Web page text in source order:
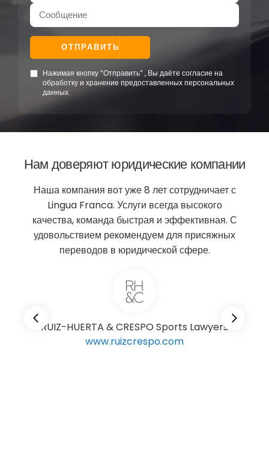
ОТПРАВИТЬ
Нажимая кнопку “Отправить” , Вы даёте согласие на
обработку и хранение предоставленных персональных
данных.
Нам доверяют юридические компании
компания вот уже 8 лет сотрудничает с
Lingua Franca. Услуги всегда высокого
команда быстрая и эффективная. С
рекомендуем для присяжных
переводов в юридической сфере.
HUERTA & CRESPO Sports Lawyers
www.ruizcrespo.com
— в